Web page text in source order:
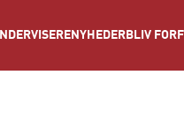
NYHEDER BLIV